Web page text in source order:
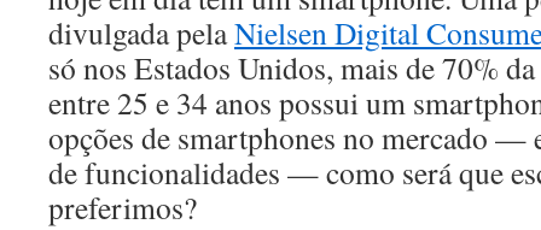
divulgada pelaNielsen Digital
só nos Estados Unidos, mais de 70%
entre 25 e 34 anos possui um
opções de smartphones no mercado —
de funcionalidades — como será que
preferimos?